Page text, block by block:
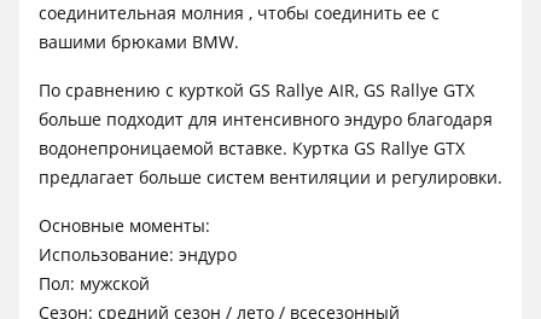
соединительная молния , чтобы соединить ее с
вашими брюками BMW.
По сравнению с курткой GS Rallye AIR, GS Rallye GTX
больше подходит для интенсивного эндуро благодаря
водонепроницаемой вставке. Куртка GS Rallye GTX
предлагает больше систем вентиляции и регулировки.
Основные моменты:
Использование: эндуро
Пол: мужской
Сезон: средний сезон / лето / всесезонный